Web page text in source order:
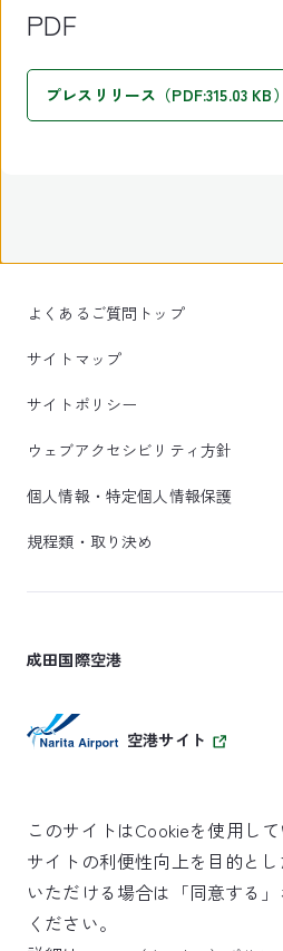
PDF
プレスリリース（PDF:315.03 KB）
よくあるご質問トップ
サイトマップ
サイトポリシー
ウェブアクセシビリティ方針
個人情報・特定個人情報保護
規程類・取り決め
成田国際空港
空港サイト
SKYTRAX
5スターエアポート
このサイトはCookieを使用して
サイトの利便性向上を目的と
いただける場合は「同意する
ください。